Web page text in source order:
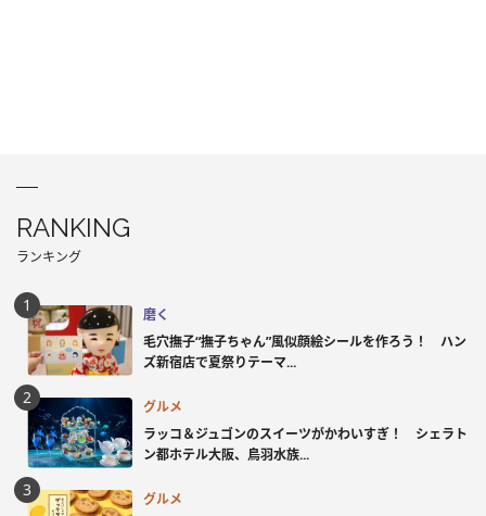
RANKING
ランキング
磨く
毛穴撫子“撫子ちゃん”風似顔絵シールを作ろう！ ハン
ズ新宿店で夏祭りテーマ...
グルメ
ラッコ＆ジュゴンのスイーツがかわいすぎ！ シェラト
ン都ホテル大阪、鳥羽水族...
グルメ